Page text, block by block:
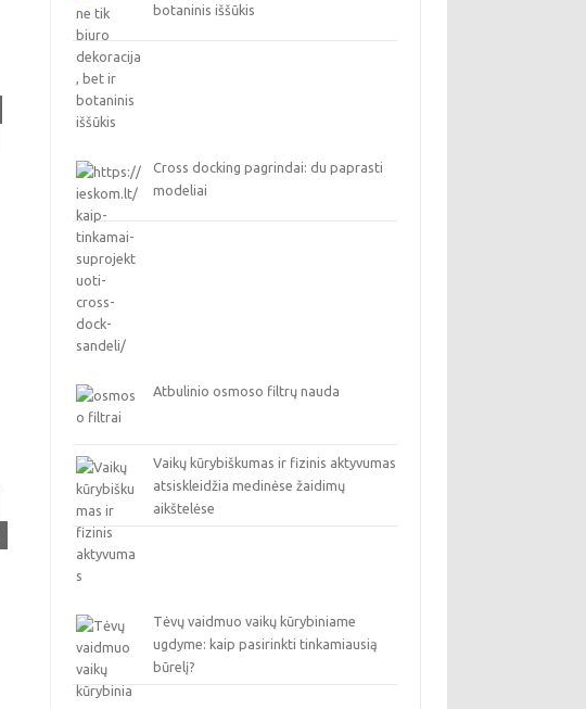
botaninis iššūkis
Cross docking pagrindai: du paprasti
modeliai
Atbulinio osmoso filtrų nauda
Vaikų kūrybiškumas ir fizinis aktyvumas
atsiskleidžia medinėse žaidimų
aikštelėse
Tėvų vaidmuo vaikų kūrybiniame
ugdyme: kaip pasirinkti tinkamiausią
būrelį?